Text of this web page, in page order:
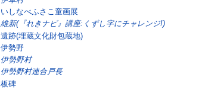
いしなべふさこ童画展
維新(『れきナビ』講座:くずし字にチャレンジ!)
遺跡(埋蔵文化財包蔵地)
伊勢野
伊勢野村
伊勢野村連合戸長
板碑